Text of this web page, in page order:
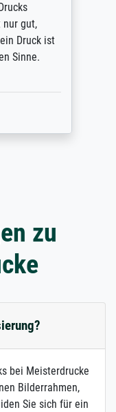
gut,
Druck ist
Sinne.
zu
bei Meisterdrucke
Bilderrahmen,
Sie sich für ein